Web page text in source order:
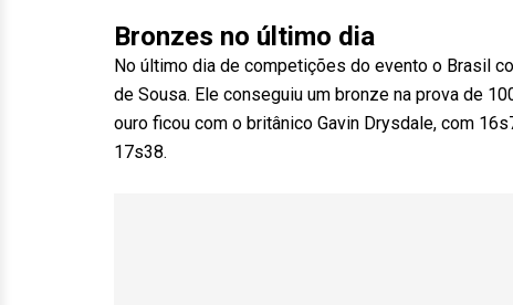
Bronzes no último dia
No último dia de competições do evento o Brasil
de Sousa. Ele conseguiu um bronze na prova de
ouro ficou com o britânico Gavin Drysdale, com
17s38.